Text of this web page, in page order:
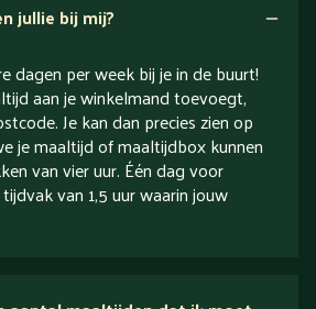
jullie bij mij?
dagen per week bij je in de buurt!
aan je winkelmand toevoegt,
Je kan dan precies zien op
je maaltijd of maaltijdbox kunnen
van vier uur. Één dag voor
van 1,5 uur waarin jouw